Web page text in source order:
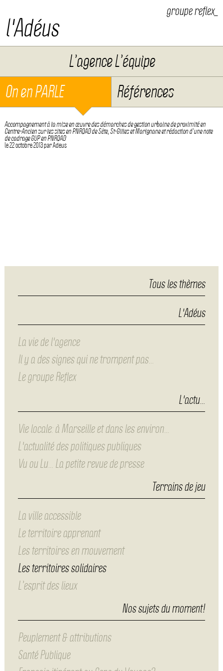
l'Adéus
groupe reflex_
L’agence L’équipe
On en PARLE
Références
Accompagnement à la mise en œuvre des démarches de gestion urbaine de proximité en
Centre-Ancien sur les sites en PNRQAD de Sète, St-Gilles et Marignane et rédaction d’une note
de cadrage GUP en PNRQAD
le22 octobre 2013parAdeus
Tous les thèmes
L'Adéus
La vie de l'agence
Il y a des signes qui ne trompent pas…
Le groupe Reflex
L'actu…
Vie locale: à Marseille et dans les environ…
L'actualité des politiques publiques
Vu ou Lu… La petite revue de presse
Terrains de jeu
La ville accessible
Le territoire apprenant
Les territoires en mouvement
Les territoires solidaires
L’esprit des lieux
Nos sujets du moment!
Peuplement & attributions
Santé Publique